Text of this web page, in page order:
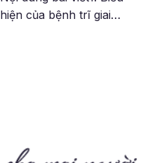
hè?
hiện của bệnh trĩ giai
đoạn đầu3.1. Điều trị